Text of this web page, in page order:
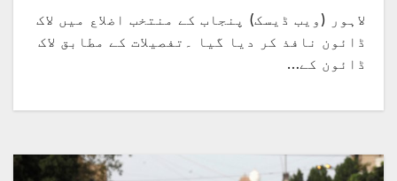
لاہور (ویب ڈیسک) پنجاب کے منتخب اضلاع میں لاک
ڈائون نافذ کر دیا گیا ۔تفصیلات کے مطابق لاک
ڈائون کے…